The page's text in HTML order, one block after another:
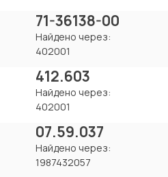
71-36138-00
Найдено через:
402001
412.603
Найдено через:
402001
07.59.037
Найдено через:
1987432057